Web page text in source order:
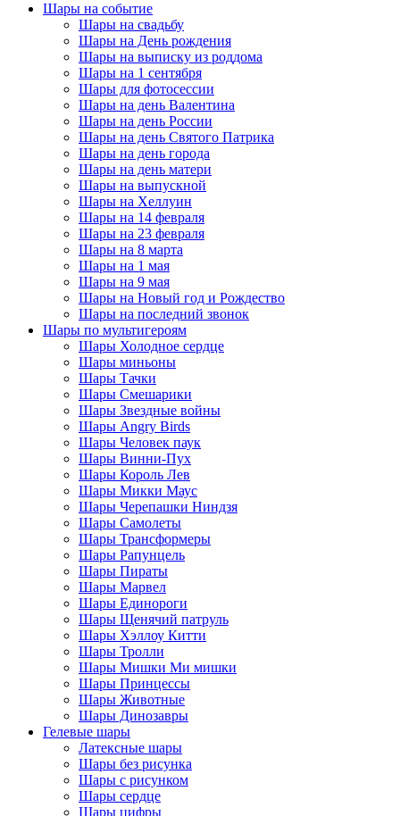
Шары на событие
Шары на свадьбу
Шары на День рождения
Шары на выписку из роддома
Шары на 1 сентября
Шары для фотосессии
Шары на день Валентина
Шары на день России
Шары на день Святого Патрика
Шары на день города
Шары на день матери
Шары на выпускной
Шары на Хеллуин
Шары на 14 февраля
Шары на 23 февраля
Шары на 8 марта
Шары на 1 мая
Шары на 9 мая
Шары на Новый год и Рождество
Шары на последний звонок
Шары по мультигероям
Шары Холодное сердце
Шары миньоны
Шары Тачки
Шары Смешарики
Шары Звездные войны
Шары Angry Birds
Шары Человек паук
Шары Винни-Пух
Шары Король Лев
Шары Микки Маус
Шары Черепашки Ниндзя
Шары Самолеты
Шары Трансформеры
Шары Рапунцель
Шары Пираты
Шары Марвел
Шары Единороги
Шары Щенячий патруль
Шары Хэллоу Китти
Шары Тролли
Шары Мишки Ми мишки
Шары Принцессы
Шары Животные
Шары Динозавры
Гелевые шары
Латексные шары
Шары без рисунка
Шары с рисунком
Шары сердце
Шары цифры